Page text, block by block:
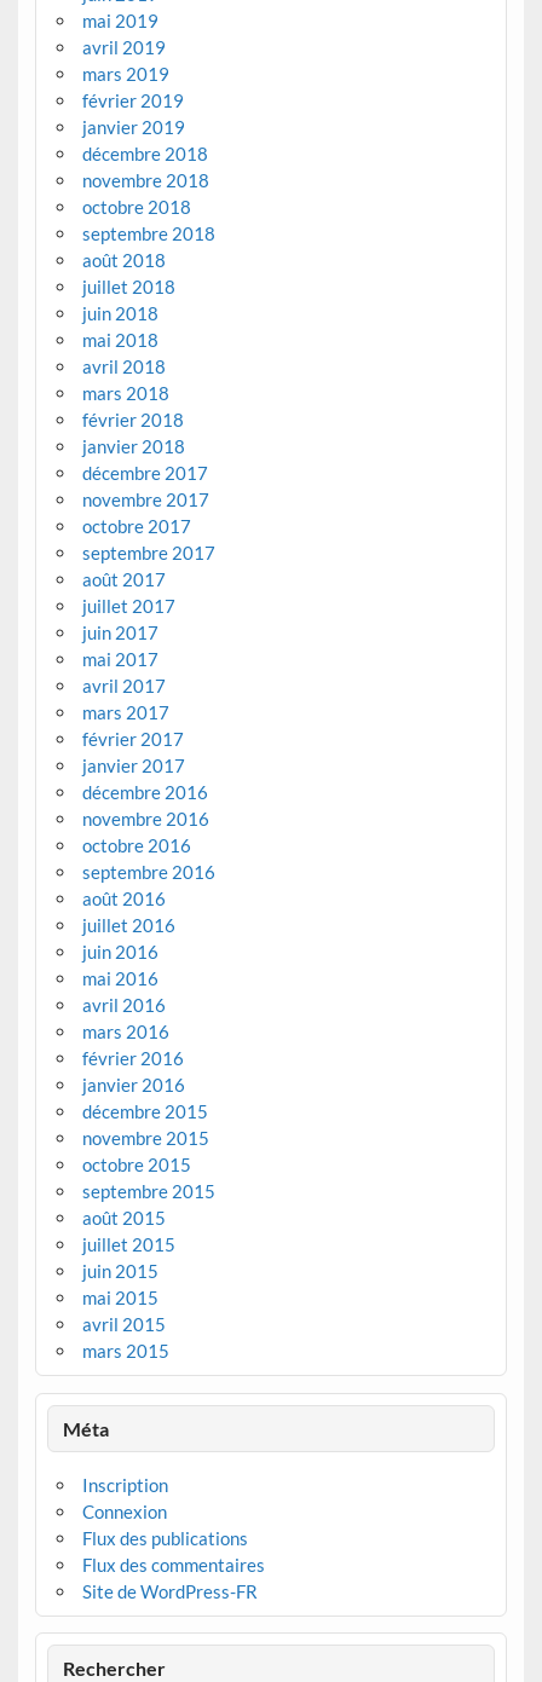
mai 2019
avril 2019
mars 2019
février 2019
janvier 2019
décembre 2018
novembre 2018
octobre 2018
septembre 2018
août 2018
juillet 2018
juin 2018
mai 2018
avril 2018
mars 2018
février 2018
janvier 2018
décembre 2017
novembre 2017
octobre 2017
septembre 2017
août 2017
juillet 2017
juin 2017
mai 2017
avril 2017
mars 2017
février 2017
janvier 2017
décembre 2016
novembre 2016
octobre 2016
septembre 2016
août 2016
juillet 2016
juin 2016
mai 2016
avril 2016
mars 2016
février 2016
janvier 2016
décembre 2015
novembre 2015
octobre 2015
septembre 2015
août 2015
juillet 2015
juin 2015
mai 2015
avril 2015
mars 2015
Méta
Inscription
Connexion
Flux des publications
Flux des commentaires
Site de WordPress-FR
Rechercher